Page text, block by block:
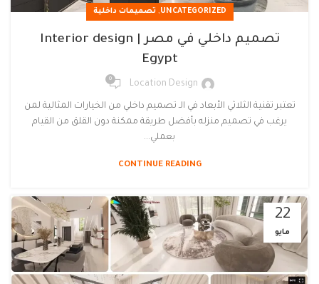
UNCATEGORIZED
,تصميمات داخلية
تصميم داخلي في مصر | Interior design
Egypt
Location Design
0
تعتبر تقنية الثلاثي الأبعاد في الـ تصميم داخلي من الخيارات المثالية لمن
يرغب في تصميم منزله بأفضل طريقة ممكنة دون القلق من القيام
بعملي...
CONTINUE READING
22
مايو